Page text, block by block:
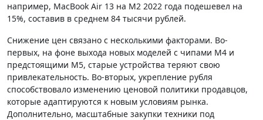
например, MacBook Air 13 на M2 2022 года подешевел на
15%, составив в среднем 84 тысячи рублей.
Снижение цен связано с несколькими факторами. Во-
первых, на фоне выхода новых моделей с чипами M4 и
предстоящими M5, старые устройства теряют свою
привлекательность. Во-вторых, укрепление рубля
способствовало изменению ценовой политики продавцов,
которые адаптируются к новым условиям рынка.
Дополнительно, масштабные закупки техники под